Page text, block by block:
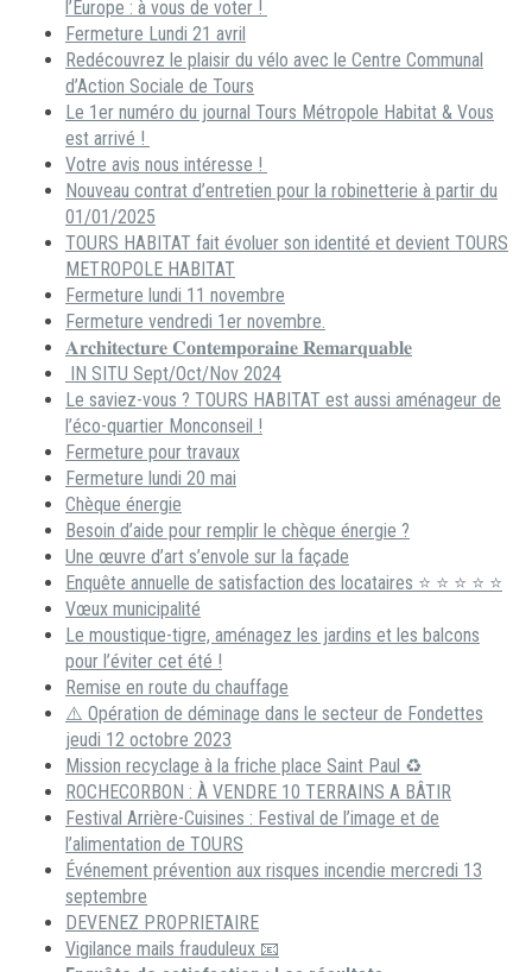
l’Europe : à vous de voter !
Fermeture Lundi 21 avril
Redécouvrez le plaisir du vélo avec le Centre Communal
d’Action Sociale de Tours
Le 1er numéro du journal Tours Métropole Habitat & Vous
est arrivé !
Votre avis nous intéresse !
Nouveau contrat d’entretien pour la robinetterie à partir du
01/01/2025
TOURS HABITAT fait évoluer son identité et devient TOURS
METROPOLE HABITAT
Fermeture lundi 11 novembre
Fermeture vendredi 1er novembre.
𝐀𝐫𝐜𝐡𝐢𝐭𝐞𝐜𝐭𝐮𝐫𝐞 𝐂𝐨𝐧𝐭𝐞𝐦𝐩𝐨𝐫𝐚𝐢𝐧𝐞 𝐑𝐞𝐦𝐚𝐫𝐪𝐮𝐚𝐛𝐥𝐞
IN SITU Sept/Oct/Nov 2024
Le saviez-vous ? TOURS HABITAT est aussi aménageur de
l’éco-quartier Monconseil !
Fermeture pour travaux
Fermeture lundi 20 mai
Chèque énergie
Besoin d’aide pour remplir le chèque énergie ?
Une œuvre d’art s’envole sur la façade
Enquête annuelle de satisfaction des locataires ⭐ ⭐ ⭐ ⭐ ⭐
Vœux municipalité
Le moustique-tigre, aménagez les jardins et les balcons
pour l’éviter cet été !
Remise en route du chauffage
⚠️ Opération de déminage dans le secteur de Fondettes
jeudi 12 octobre 2023
Mission recyclage à la friche place Saint Paul ♻️
ROCHECORBON : À VENDRE 10 TERRAINS A BÂTIR
Festival Arrière-Cuisines : Festival de l’image et de
l’alimentation de TOURS
Événement prévention aux risques incendie mercredi 13
septembre
DEVENEZ PROPRIETAIRE
Vigilance mails frauduleux 📧